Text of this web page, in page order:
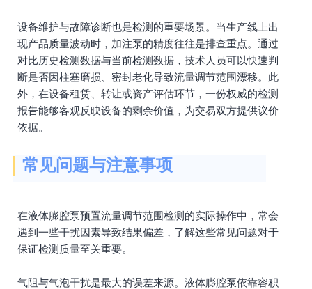
设备维护与故障诊断也是检测的重要场景。当生产线上出
现产品质量波动时，加注泵的精度往往是排查重点。通过
对比历史检测数据与当前检测数据，技术人员可以快速判
断是否因柱塞磨损、密封老化导致流量调节范围漂移。此
外，在设备租赁、转让或资产评估环节，一份权威的检测
报告能够客观反映设备的剩余价值，为交易双方提供议价
依据。
常见问题与注意事项
在液体膨腔泵预置流量调节范围检测的实际操作中，常会
遇到一些干扰因素导致结果偏差，了解这些常见问题对于
保证检测质量至关重要。
气阻与气泡干扰是最大的误差来源。液体膨腔泵依靠容积